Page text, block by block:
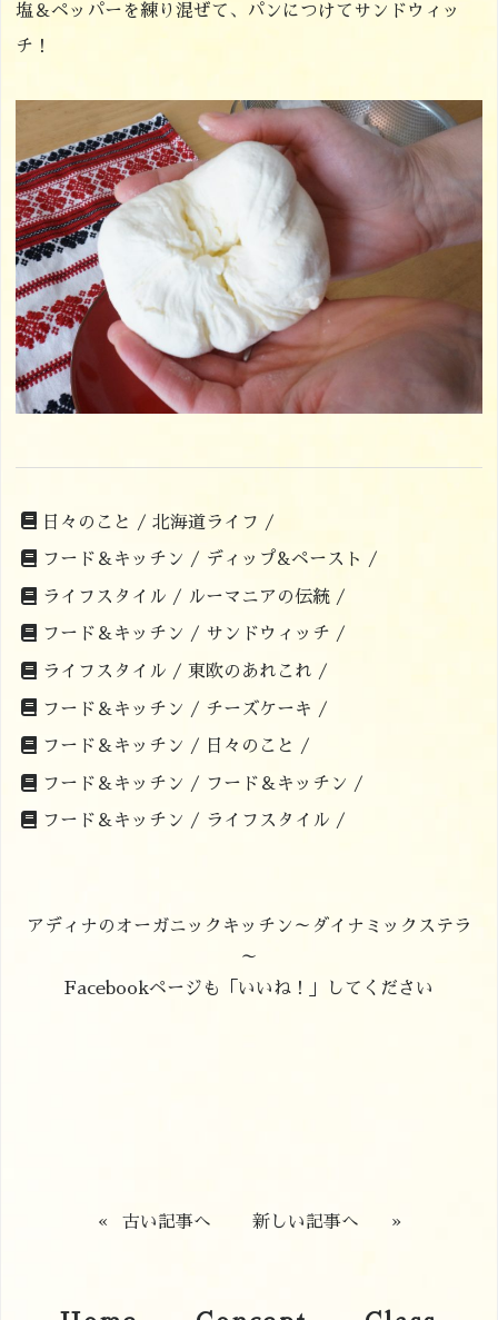
塩＆ペッパーを練り混ぜて、パンにつけてサンドウィッ
チ！
日々のこと /北海道ライフ /
フード＆キッチン / ディップ&ペースト /
ライフスタイル / ルーマニアの伝統 /
フード＆キッチン / サンドウィッチ /
ライフスタイル / 東欧のあれこれ /
フード＆キッチン / チーズケーキ /
フード＆キッチン / 日々のこと /
フード＆キッチン / フード＆キッチン /
フード＆キッチン / ライフスタイル /
アディナのオーガニックキッチン～ダイナミックステラ
～
Facebookページも「いいね！」してください
« 古い記事へ 新しい記事へ »